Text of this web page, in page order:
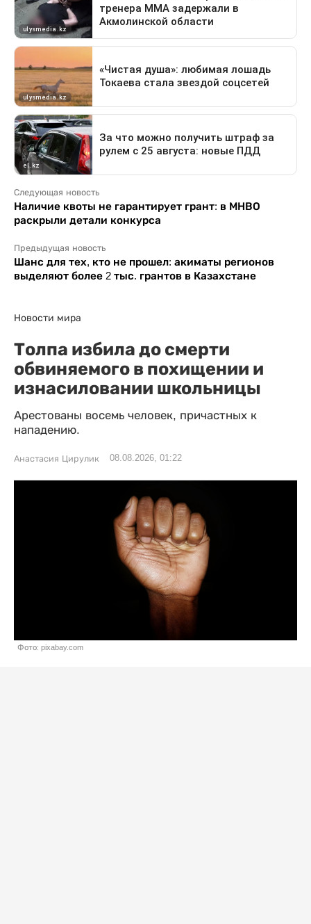
Следующая новость
Наличие квоты не гарантирует грант: в МНВО
раскрыли детали конкурса
Предыдущая новость
Шанс для тех, кто не прошел: акиматы регионов
выделяют более 2 тыс. грантов в Казахстане
Новости мира
Толпа избила до смерти
обвиняемого в похищении и
изнасиловании школьницы
Арестованы восемь человек, причастных к
нападению.
Анастасия Цирулик 08.08.2026, 01:22
Фото: pixabay.com